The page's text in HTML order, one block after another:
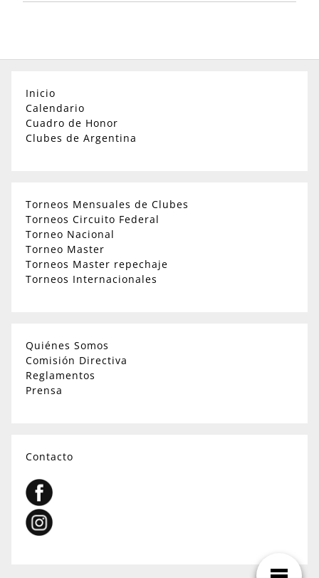
Inicio
Calendario
Cuadro de Honor
Clubes de Argentina
Torneos Mensuales de Clubes
Torneos Circuito Federal
Torneo Nacional
Torneo Master
Torneos Master repechaje
Torneos Internacionales
Quiénes Somos
Comisión Directiva
Reglamentos
Prensa
Contacto